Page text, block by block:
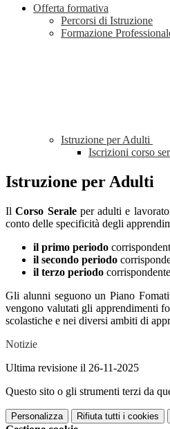
Offerta formativa
Percorsi di Istruzione
Formazione
Istruzione per Adulti
Iscrizioni corso
Istruzione per Adulti
IlCorso Seraleper adulti e
conto delle specificità degli
il primo periodo
il secondo periodo
il terzo periodo
Gli alunni seguono un Piano
vengono valutati gli apprendimenti
scolastiche e nei diversi ambiti di
Notizie
Ultima revisione il 26-11-2025
Questo sito o gli strumenti terzi da
Personalizza Rifiuta tutti i cookies